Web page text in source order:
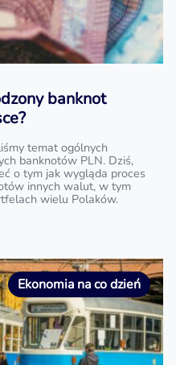
banknot
temat ogólnych
banknotów PLN. Dziś,
o tym jak wygląda proces
innych walut, w tym
wielu Polaków.
Ekonomia na co dzień